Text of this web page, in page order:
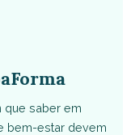
que saber em
bem-estar devem